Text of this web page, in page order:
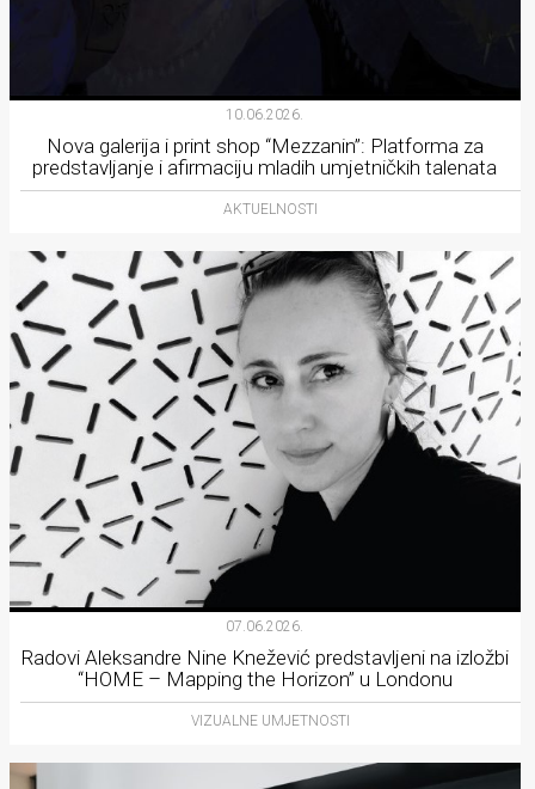
10.06.2026.
Nova galerija i print shop “Mezzanin”: Platforma za
predstavljanje i afirmaciju mladih umjetničkih talenata
AKTUELNOSTI
07.06.2026.
Radovi Aleksandre Nine Knežević predstavljeni na izložbi
“HOME – Mapping the Horizon” u Londonu
VIZUALNE UMJETNOSTI